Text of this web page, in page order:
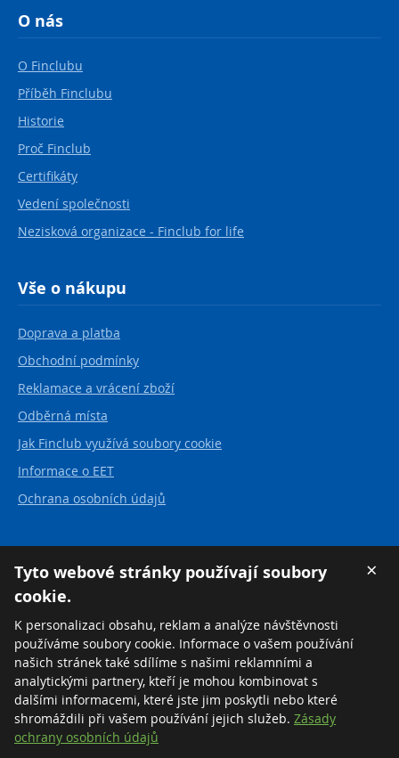
O nás
O Finclubu
Příběh Finclubu
Historie
Proč Finclub
Certifikáty
Vedení společnosti
Nezisková organizace - Finclub for life
Vše o nákupu
Doprava a platba
Obchodní podmínky
Reklamace a vrácení zboží
Odběrná místa
Jak Finclub využívá soubory cookie
Informace o EET
Ochrana osobních údajů
FINCLUB plus, a.s.
Karvinská 21
737 01 Český Těšín
Česká republika
Tel:+420 558 711 550
Zdarma:
+420 800 169 570
×
Tyto webové stránky používají soubory
cookie.
K personalizaci obsahu, reklam a analýze návštěvnosti
používáme soubory cookie. Informace o vašem používání
našich stránek také sdílíme s našimi reklamními a
analytickými partnery, kteří je mohou kombinovat s
dalšími informacemi, které jste jim poskytli nebo které
shromáždili při vašem používání jejich služeb. Zásady
ochrany osobních údajů